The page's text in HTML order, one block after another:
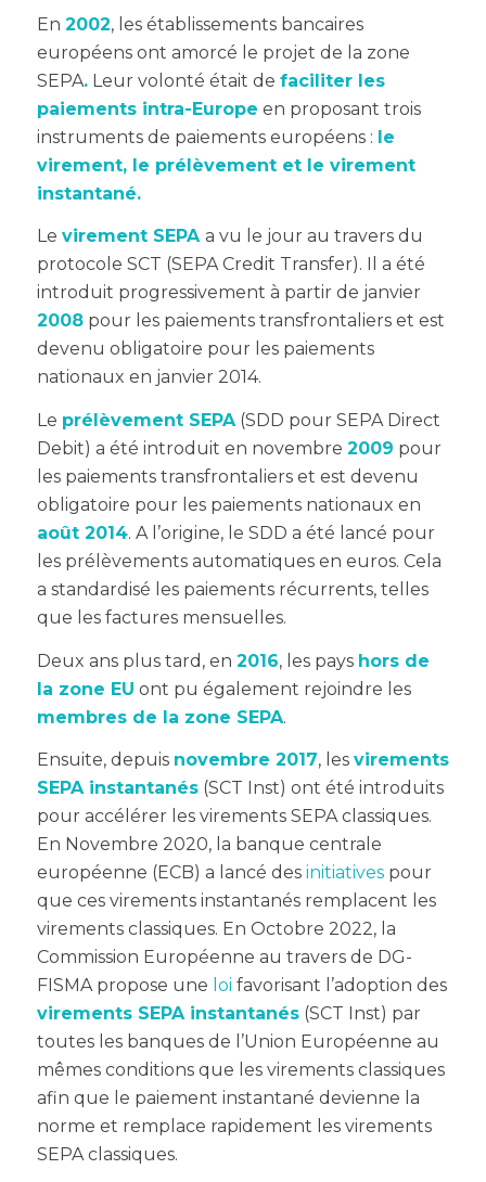
En 2002, les établissements bancaires
européens ont amorcé le projet de la zone
SEPA.Leur volonté était de faciliter les
paiements intra-Europe en proposant trois
instruments de paiements européens : le
virement, le prélèvement et le virement
instantané.
Le virement SEPA a vu le jour au travers du
protocole SCT (SEPA Credit Transfer). Il a été
introduit progressivement à partir de janvier
2008pour les paiements transfrontaliers et est
devenu obligatoire pour les paiements
nationaux en janvier 2014.
Le prélèvement SEPA(SDD pour SEPA Direct
Debit) a été introduit en novembre 2009 pour
les paiements transfrontaliers et est devenu
obligatoire pour les paiements nationaux en
août 2014. A l’origine, le SDD a été lancé pour
les prélèvements automatiques en euros. Cela
a standardisé les paiements récurrents, telles
que les factures mensuelles.
Deux ans plus tard, en 2016, les pays hors de
la zone EU ont pu également rejoindre les
membres de la zone SEPA.
Ensuite, depuis novembre 2017, les virements
SEPA instantanés(SCT Inst) ont été introduits
pour accélérer les virements SEPA classiques.
En Novembre 2020, la banque centrale
européenne (ECB) a lancé des initiativespour
que ces virements instantanés remplacent les
virements classiques. En Octobre 2022, la
Commission Européenne au travers de DG-
FISMA propose une loi favorisant l’adoption des
virements SEPA instantanés(SCT Inst) par
toutes les banques de l’Union Européenne au
mêmes conditions que les virements classiques
afin que le paiement instantané devienne la
norme et remplace rapidement les virements
SEPA classiques.